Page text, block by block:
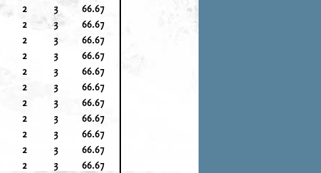
2 3
66.67
2 3
66.67
2 3
66.67
2 3
66.67
2 3
66.67
2 3
66.67
2 3
66.67
2 3
66.67
2 3
66.67
2 3
66.67
2 3
66.67